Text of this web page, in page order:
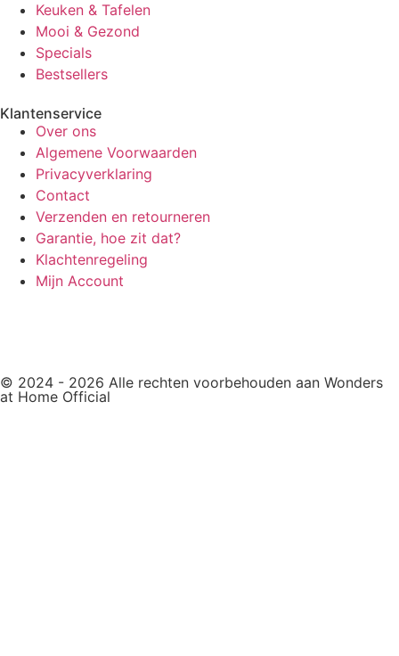
Keuken & Tafelen
Mooi & Gezond
Specials
Bestsellers
Klantenservice
Over ons
Algemene Voorwaarden
Privacyverklaring
Contact
Verzenden en retourneren
Garantie, hoe zit dat?
Klachtenregeling
Mijn Account
© 2024 - 2026 Alle rechten voorbehouden aan Wonders
at Home Official